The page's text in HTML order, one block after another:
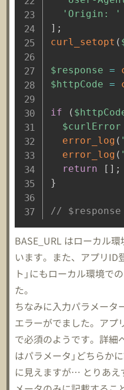
'Origin: '
] ;
curl_setopt (
$response =
$httpCode =
if (
$curlError
error_log (
error_log (
return
[ ] ;
}
// $response
BASE_URL はローカル
います。また、アプリID
ト」にもローカル環境で
た。
ちなみに入力パラメータ
エラーがでました。アプ
で必須のようです。詳細
はパラメータ」どちらか
に見えますが… とりあえ